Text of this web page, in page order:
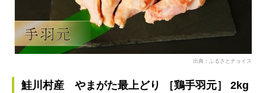
出典：ふるさとチョイス
鮭川村産 やまがた最上どり ［鶏手羽元］ 2kg